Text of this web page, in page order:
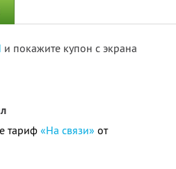
и покажите купон с экрана
тариф «На связи» от